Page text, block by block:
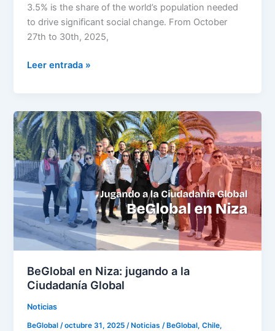
3.5% is the share of the world’s population needed
to drive significant social change. From October
27th to 30th, 2025,
Leer entrada »
BeGlobal en Niza: jugando a la
Ciudadanía Global
Noticias
BeGlobal/octubre 31, 2025/ Noticias / BeGlobal,Chile,
BeGlobal
en
Niza:
jugando
a
la
Ciudadanía
Global